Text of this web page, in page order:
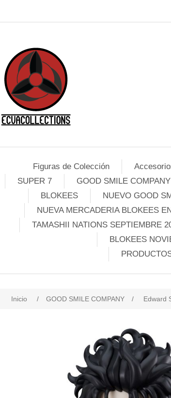
Figuras de Colección
SUPER 7
GOOD SMILE COMPANY
BLOKEES
NUEVO GOOD
NUEVA MERCADERIA BLOKEES
TAMASHII NATIONS SEPTIEMBRE
BLOKEES
Inicio / GOOD SMILE COMPANY / Edward